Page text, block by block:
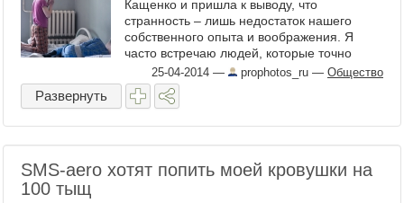
Кащенко и пришла к выводу, что
странность – лишь недостаток нашего
собственного опыта и воображения. Я
часто встречаю людей, которые точно
знают, что хорошо и правильно, а главное
— что нормально. На мой ...
25-04-2014 — prophotos_ru — Общество
Развернуть
SMS-aero хотят попить моей кровушки на
100 тыщ